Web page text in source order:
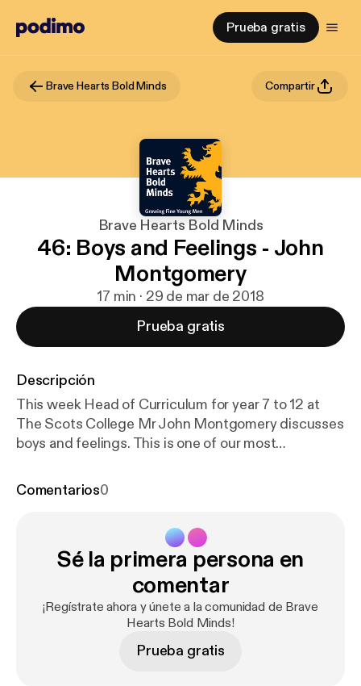
Prueba gratis
Brave Hearts Bold Minds Compartir
Brave Hearts Bold Minds
46: Boys and Feelings - John
Montgomery
17 min · 29 de mar de 2018
Prueba gratis
Descripción
This week Head of Curriculum for year 7 to 12 at
The Scots College Mr John Montgomery discusses
boys and feelings. This is one of our most
culture has shaped boys understanding of manhood
Comentarios0
Sé la primera persona en
comentar
¡Regístrate ahora y únete a la comunidad de Brave
Hearts Bold Minds!
Prueba gratis